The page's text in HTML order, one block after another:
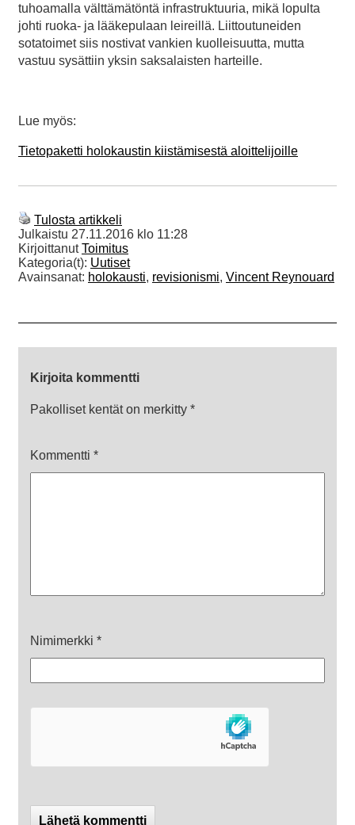
tuhoamalla välttämätöntä infrastruktuuria, mikä lopulta
johti ruoka- ja lääkepulaan leireillä. Liittoutuneiden
sotatoimet siis nostivat vankien kuolleisuutta, mutta
vastuu sysättiin yksin saksalaisten harteille.
Lue myös:
Tietopaketti holokaustin kiistämisestä aloittelijoille
Tulosta artikkeli
Julkaistu 27.11.2016 klo 11:28
KirjoittanutToimitus
Kategoria(t): Uutiset
Avainsanat: holokausti, revisionismi, Vincent Reynouard
Kirjoita kommentti
Pakolliset kentät on merkitty *
Kommentti *
Nimimerkki *